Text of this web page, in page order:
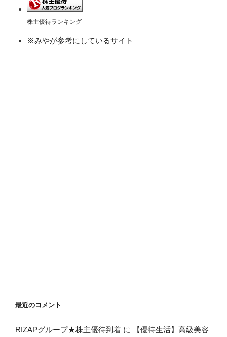
株主優待ランキング
※みやが参考にしているサイト
最近のコメント
RIZAPグループ★株主優待到着 に
【優待生活】高級美容